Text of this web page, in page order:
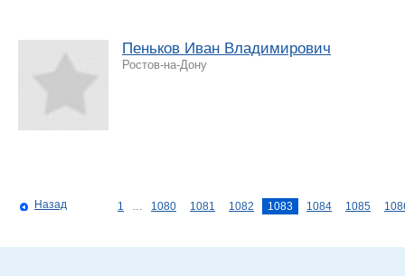
Пеньков Иван Владимирович
Ростов-на-Дону
Назад 1 1080 1081 1082 1083 1084 1085